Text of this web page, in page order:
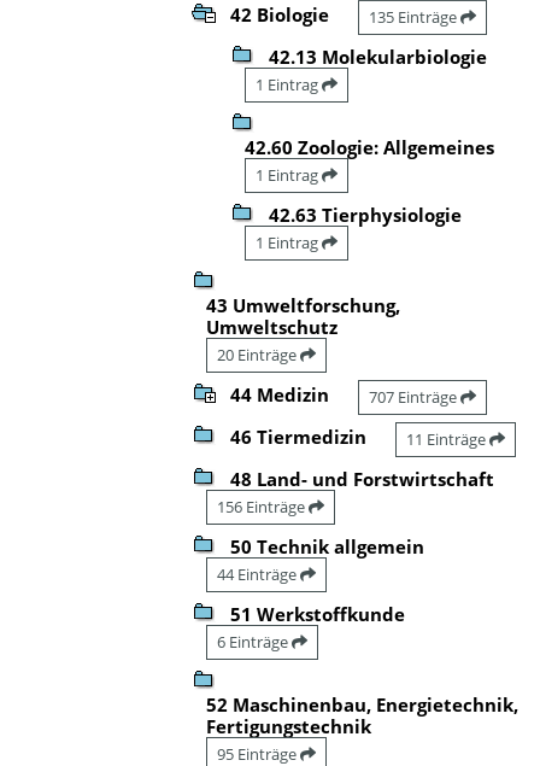
42 Biologie 135 Einträge
42.13 Molekularbiologie
1 Eintrag
42.60 Zoologie: Allgemeines
1 Eintrag
42.63 Tierphysiologie
1 Eintrag
43 Umweltforschung,
Umweltschutz
20 Einträge
44 Medizin 707 Einträge
46 Tiermedizin 11 Einträge
48 Land- und Forstwirtschaft
156 Einträge
50 Technik allgemein
44 Einträge
51 Werkstoffkunde
6 Einträge
52 Maschinenbau, Energietechnik,
Fertigungstechnik
95 Einträge